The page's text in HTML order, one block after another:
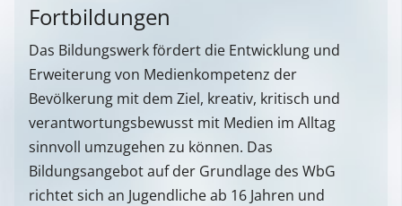
Fortbildungen
Das Bildungswerk fördert die Entwicklung und
Erweiterung von Medienkompetenz der
Bevölkerung mit dem Ziel, kreativ, kritisch und
verantwortungsbewusst mit Medien im Alltag
sinnvoll umzugehen zu können. Das
Bildungsangebot auf der Grundlage des WbG
richtet sich an Jugendliche ab 16 Jahren und